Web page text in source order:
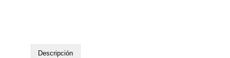
Descripción